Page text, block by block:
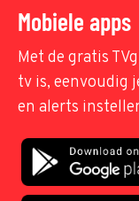
Mobiele apps
Met de gratis
tv is, eenvoudig
en alerts